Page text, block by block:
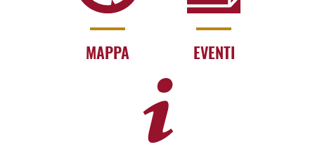
MAPPA EVENTI